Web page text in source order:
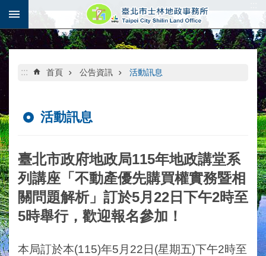
跳到主要內容區塊
::: 首頁 公告資訊 活動訊息
活動訊息
臺北市政府地政局115年地政講堂系
列講座「不動產優先購買權實務暨相
關問題解析」訂於5月22日下午2時至
5時舉行，歡迎報名參加！
本局訂於本(115)年5月22日(星期五)下午2時至